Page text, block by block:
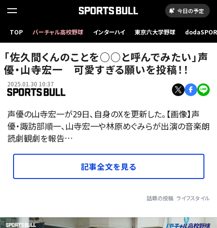
今日の予定
TOP バーチャル高校野球 インターハイ 東京六大学野球
「佐久間くんのことを○○と呼んでみたい」声
優・山寺宏一 可愛すぎる願いを投稿！！
2025.01.30 10:37
声優の山寺宏一が29日、自身のXを更新した。【画像】声
優・諏訪部順一、山寺宏一や林原めぐみらが出演の音楽朗
読劇観劇を報告…
記事全文を見る
話題の投稿 ライフスタイル